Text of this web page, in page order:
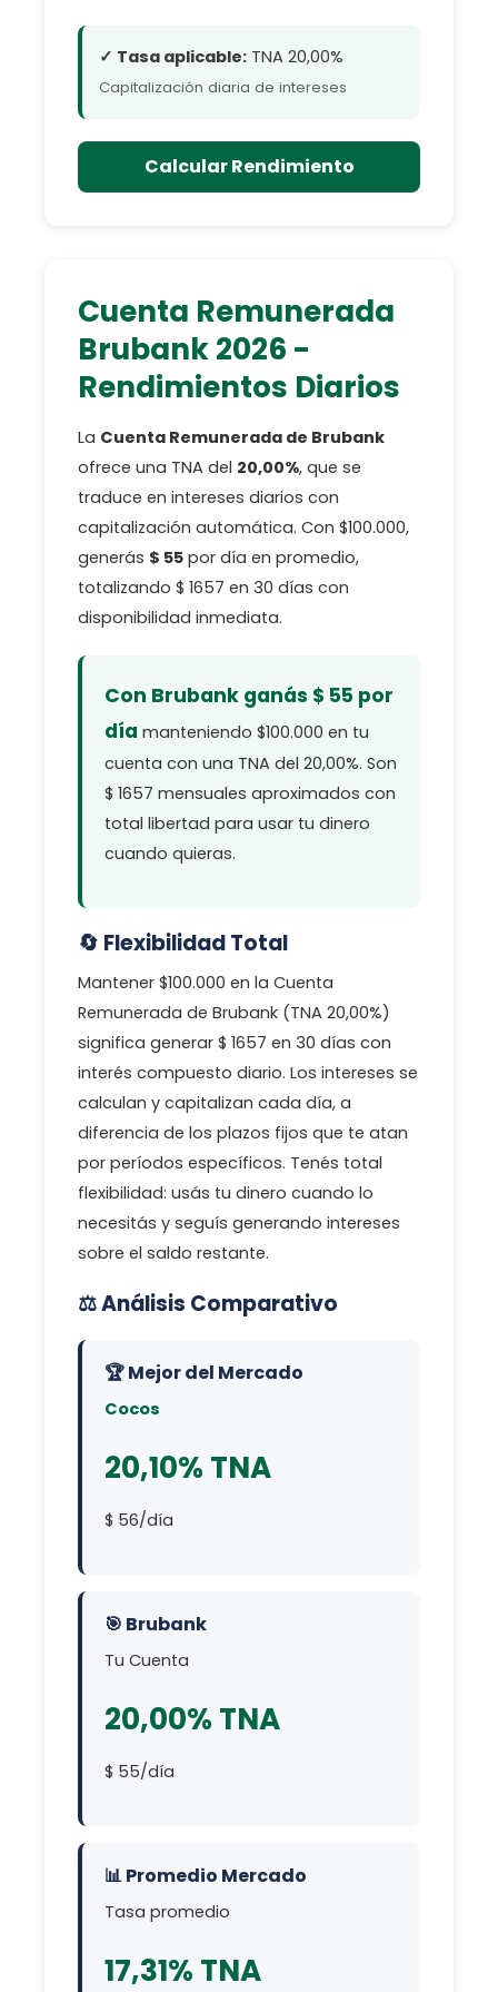
✓ Tasa aplicable: TNA 20,00%
Capitalización diaria de intereses
Calcular Rendimiento
Cuenta Remunerada
Brubank 2026 -
Rendimientos Diarios
La Cuenta Remunerada de Brubank
ofrece una TNA del 20,00%, que se
traduce en intereses diarios con
capitalización automática. Con $100.000,
generás $ 55 por día en promedio,
totalizando $ 1657 en 30 días con
disponibilidad inmediata.
Con Brubank ganás $ 55 por
día manteniendo $100.000 en tu
cuenta con una TNA del 20,00%. Son
$ 1657 mensuales aproximados con
total libertad para usar tu dinero
cuando quieras.
🔄 Flexibilidad Total
Mantener $100.000 en la Cuenta
Remunerada de Brubank (TNA 20,00%)
significa generar $ 1657 en 30 días con
interés compuesto diario. Los intereses se
calculan y capitalizan cada día, a
diferencia de los plazos fijos que te atan
por períodos específicos. Tenés total
flexibilidad: usás tu dinero cuando lo
necesitás y seguís generando intereses
sobre el saldo restante.
⚖️ Análisis Comparativo
🏆 Mejor del Mercado
Cocos
20,10% TNA
$ 56/día
🎯 Brubank
Tu Cuenta
20,00% TNA
$ 55/día
📊 Promedio Mercado
Tasa promedio
17,31% TNA